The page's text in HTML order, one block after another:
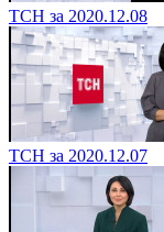
ТСН за 2020.12.08
ТСН за 2020.12.07